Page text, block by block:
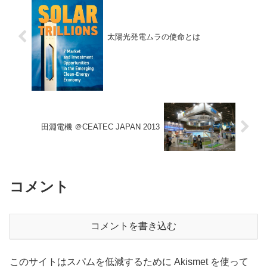
太陽光発電ムラの使命とは
田淵電機 ＠CEATEC JAPAN 2013
コメント
コメントを書き込む
このサイトはスパムを低減するために Akismet を使って